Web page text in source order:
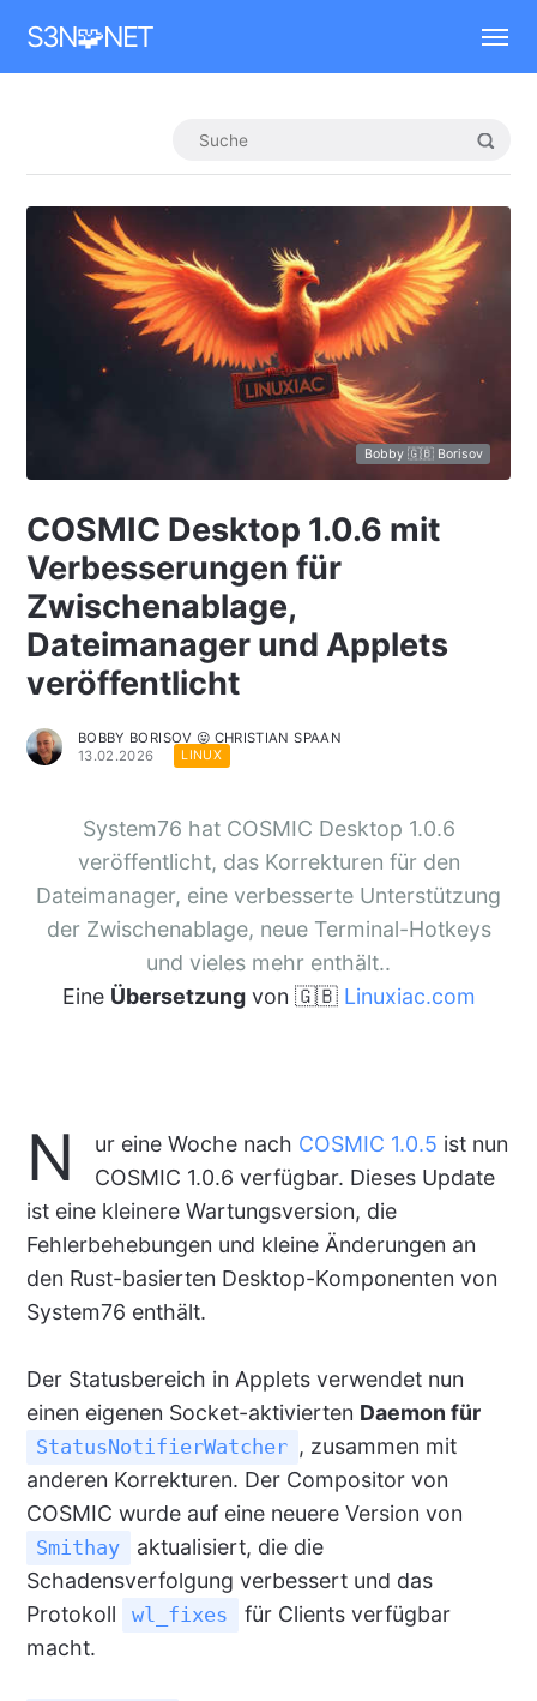
S3N🧩NET
Bobby 🇬🇧 Borisov
COSMIC Desktop 1.0.6 mit
Verbesserungen für
Zwischenablage,
Dateimanager und Applets
veröffentlicht
BOBBY BORISOV 😛 CHRISTIAN SPAAN
13.02.2026
LINUX
System76 hat COSMIC Desktop 1.0.6
veröffentlicht, das Korrekturen für den
Dateimanager, eine verbesserte Unterstützung
der Zwischenablage, neue Terminal-Hotkeys
und vieles mehr enthält..
Eine Übersetzungvon 🇬🇧 Linuxiac.com
N ur eine Woche nach COSMIC 1.0.5 ist nun
COSMIC 1.0.6 verfügbar. Dieses Update
ist eine kleinere Wartungsversion, die
Fehlerbehebungen und kleine Änderungen an
den Rust-basierten Desktop-Komponenten von
System76 enthält.
Der Statusbereich in Applets verwendet nun
einen eigenen Socket-aktivierten Daemon für
StatusNotifierWatcher , zusammen mit
anderen Korrekturen. Der Compositor von
COSMIC wurde auf eine neuere Version von
Smithay
aktualisiert, die die
Schadensverfolgung verbessert und das
Protokoll
wl_fixes
für Clients verfügbar
macht.